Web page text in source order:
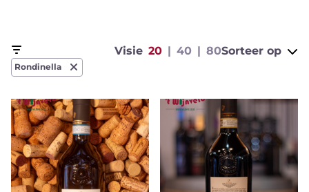
Rondinella
Visie 20 40 80Sorteer op